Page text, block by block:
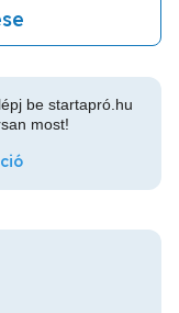
be startapró.hu
most!